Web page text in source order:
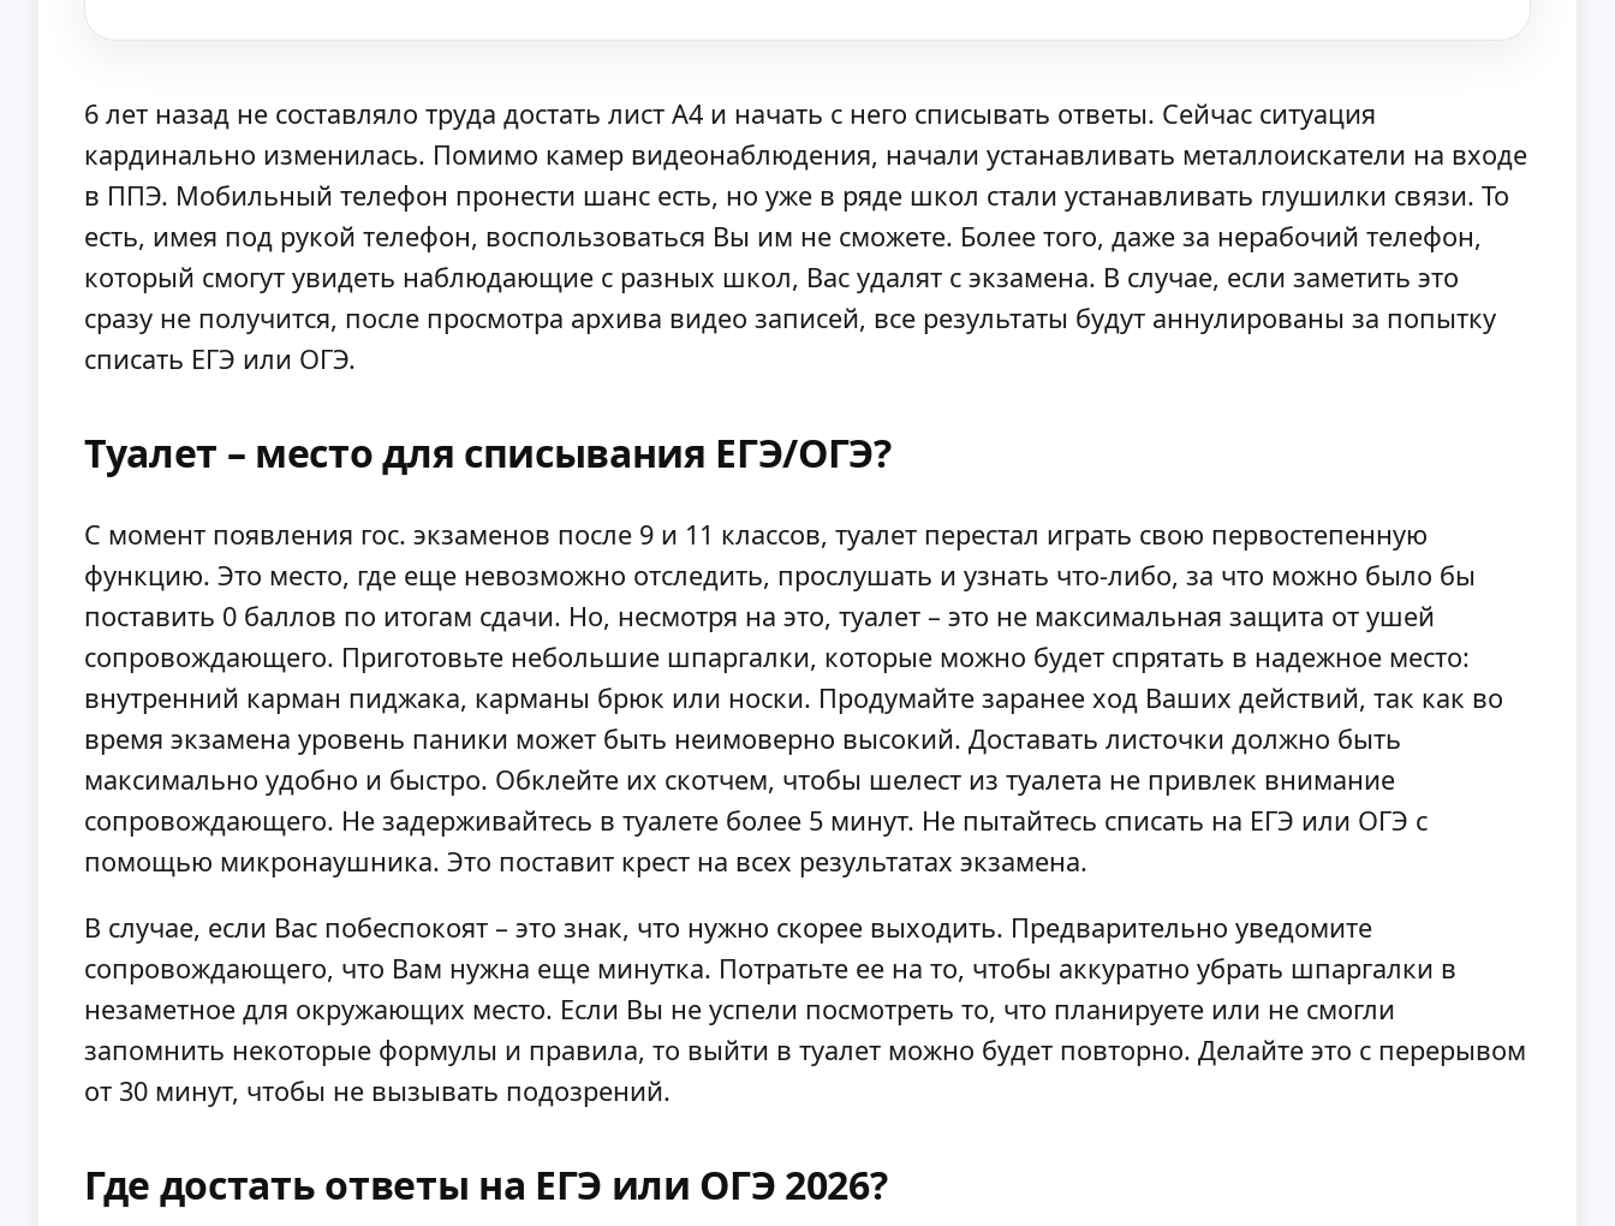
6 лет назад не составляло труда достать лист А4 и начать с него списывать ответы. Сейчас ситуация
кардинально изменилась. Помимо камер видеонаблюдения, начали устанавливать металлоискатели на входе
в ППЭ. Мобильный телефон пронести шанс есть, но уже в ряде школ стали устанавливать глушилки связи. То
есть, имея под рукой телефон, воспользоваться Вы им не сможете. Более того, даже за нерабочий телефон,
который смогут увидеть наблюдающие с разных школ, Вас удалят с экзамена. В случае, если заметить это
сразу не получится, после просмотра архива видео записей, все результаты будут аннулированы за попытку
списать ЕГЭ или ОГЭ.
Туалет – место для списывания ЕГЭ/ОГЭ?
С момент появления гос. экзаменов после 9 и 11 классов, туалет перестал играть свою первостепенную
функцию. Это место, где еще невозможно отследить, прослушать и узнать что-либо, за что можно было бы
поставить 0 баллов по итогам сдачи. Но, несмотря на это, туалет – это не максимальная защита от ушей
сопровождающего. Приготовьте небольшие шпаргалки, которые можно будет спрятать в надежное место:
внутренний карман пиджака, карманы брюк или носки. Продумайте заранее ход Ваших действий, так как во
время экзамена уровень паники может быть неимоверно высокий. Доставать листочки должно быть
максимально удобно и быстро. Обклейте их скотчем, чтобы шелест из туалета не привлек внимание
сопровождающего. Не задерживайтесь в туалете более 5 минут. Не пытайтесь списать на ЕГЭ или ОГЭ с
помощью микронаушника. Это поставит крест на всех результатах экзамена.
В случае, если Вас побеспокоят – это знак, что нужно скорее выходить. Предварительно уведомите
сопровождающего, что Вам нужна еще минутка. Потратьте ее на то, чтобы аккуратно убрать шпаргалки в
незаметное для окружающих место. Если Вы не успели посмотреть то, что планируете или не смогли
запомнить некоторые формулы и правила, то выйти в туалет можно будет повторно. Делайте это с перерывом
от 30 минут, чтобы не вызывать подозрений.
Где достать ответы на ЕГЭ или ОГЭ 2026?